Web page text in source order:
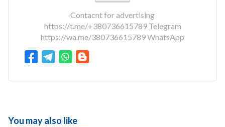
Contacnt for advertising
https://t.me/+380736615789 Telegram
https://wa.me/380736615789 WhatsApp
You may also like